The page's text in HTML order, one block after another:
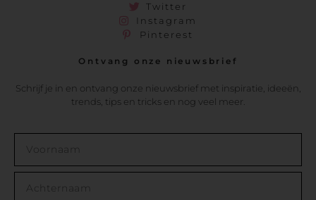
Twitter
Instagram
Pinterest
Ontvang onze nieuwsbrief
Schrijf je in en ontvang onze nieuwsbrief met inspiratie, ideeën,
trends, tips en tricks en nog veel meer.